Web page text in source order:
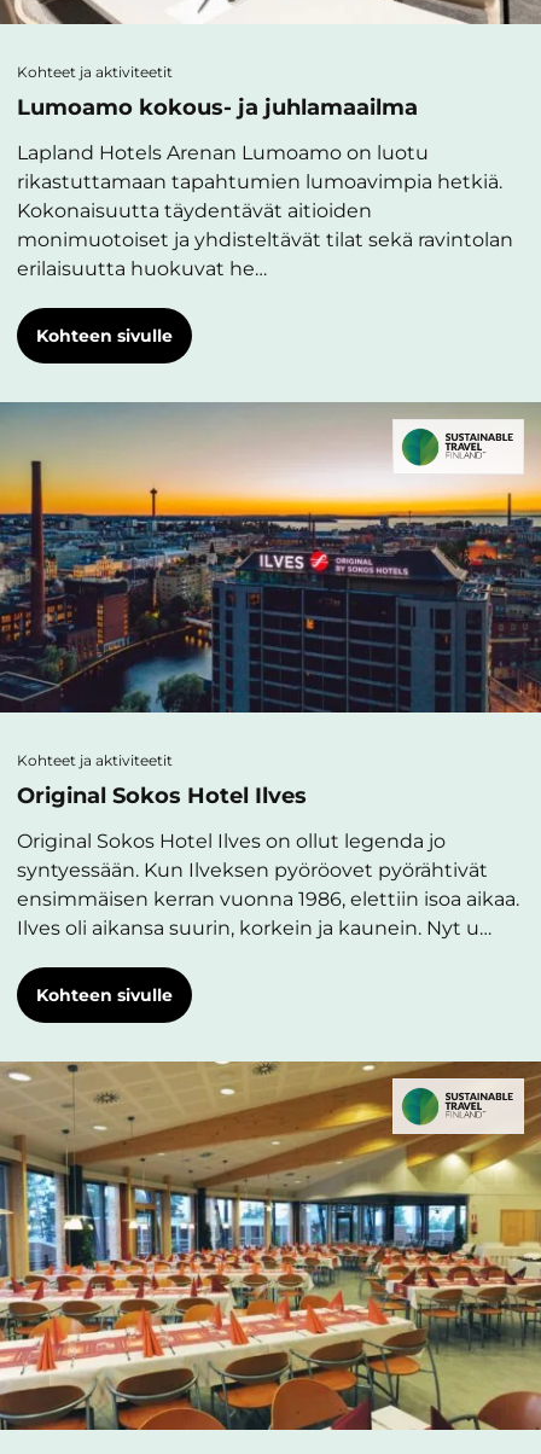
Kohteet ja aktiviteetit
Lumoamo kokous- ja juhlamaailma
Lapland Hotels Arenan Lumoamo on luotu
rikastuttamaan tapahtumien lumoavimpia hetkiä.
Kokonaisuutta täydentävät aitioiden
monimuotoiset ja yhdisteltävät tilat sekä ravintolan
erilaisuutta huokuvat he…
Kohteen sivulle
Kohteet ja aktiviteetit
Original Sokos Hotel Ilves
Original Sokos Hotel Ilves on ollut legenda jo
syntyessään. Kun Ilveksen pyöröovet pyörähtivät
ensimmäisen kerran vuonna 1986, elettiin isoa aikaa.
Ilves oli aikansa suurin, korkein ja kaunein. Nyt u…
Kohteen sivulle